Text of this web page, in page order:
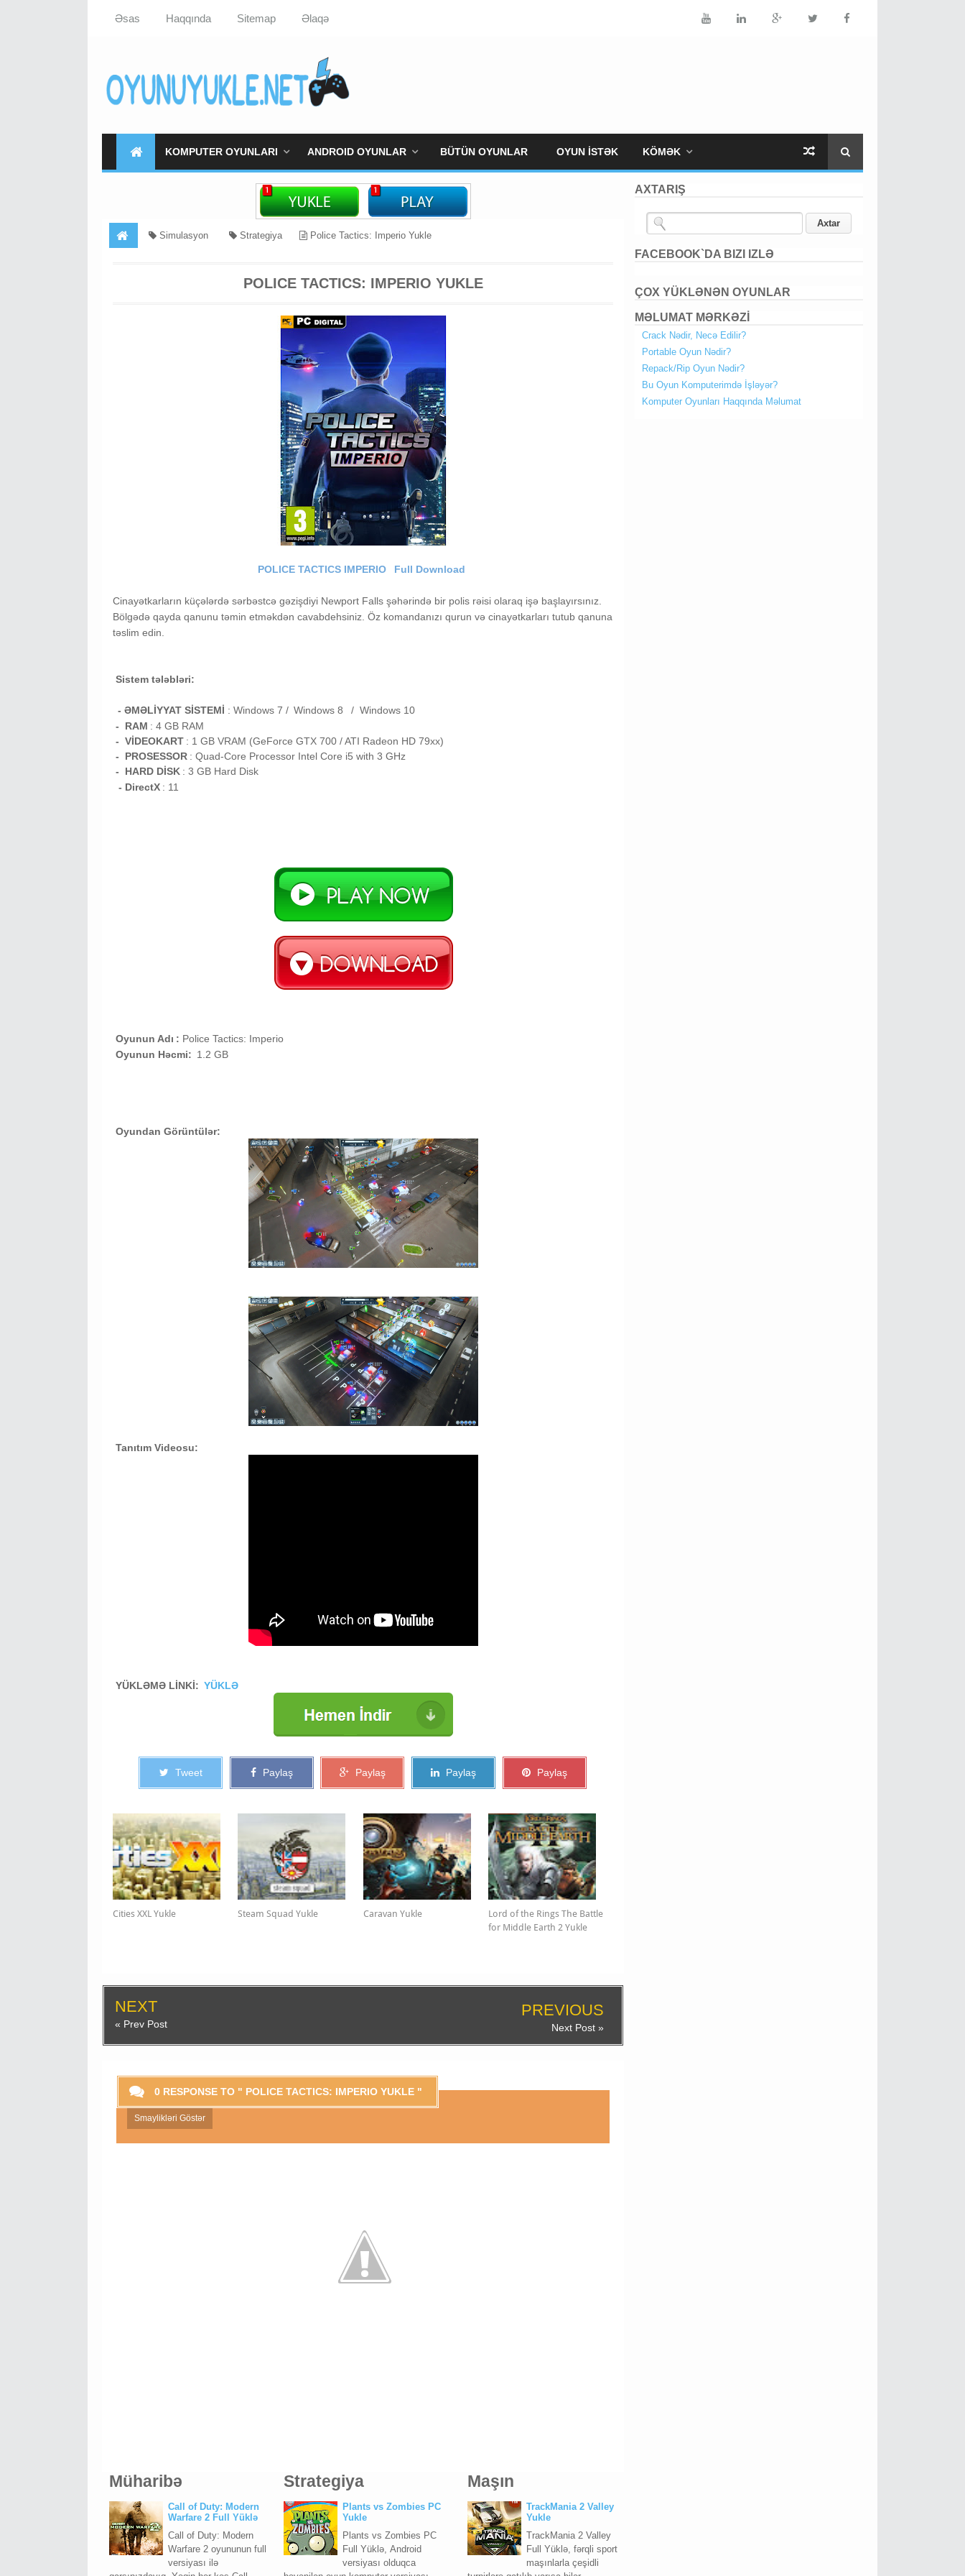
Əsas Haqqında Sitemap Əlaqə
KOMPUTER OYUNLARI ANDROID OYUNLAR BÜTÜN OYUNLAR OYUN İSTƏK KÖMƏK
Simulasyon Strategiya Police Tactics: Imperio Yukle
POLICE TACTICS: IMPERIO YUKLE
POLICE TACTICS IMPERIO Full Download
Cinayətkarların küçələrdə sərbəstcə gəzişdiyi Newport Falls şəhərində bir polis rəisi olaraq işə başlayırsınız.
Bölgədə qayda qanunu təmin etməkdən cavabdehsiniz. Öz komandanızı qurun və cinayətkarları tutub qanuna
təslim edin.
Sistem tələbləri:
- ƏMƏLİYYAT SİSTEMİ : Windows 7 / Windows 8 / Windows 10
- RAM : 4 GB RAM
- VİDEOKART : 1 GB VRAM (GeForce GTX 700 / ATI Radeon HD 79xx)
- PROSESSOR : Quad-Core Processor Intel Core i5 with 3 GHz
- HARD DİSK : 3 GB Hard Disk
- DirectX : 11
Oyunun Adı : Police Tactics: Imperio
Oyunun Həcmi: 1.2 GB
Oyundan Görüntülər:
Tanıtım Videosu:
YÜKLƏMƏ LİNKİ: YÜKLƏ
Tweet Paylaş Paylaş Paylaş Paylaş
Cities XXL Yukle Steam Squad Yukle Caravan Yukle
Lord of the Rings The Battle
for Middle Earth 2 Yukle
NEXT
« Prev Post
PREVIOUS
Next Post »
0 RESPONSE TO " POLICE TACTICS: IMPERIO YUKLE "
Smaylikləri Göstər
Müharibə
Call of Duty: Modern
Warfare 2 Full Yüklə
Call of Duty: Modern
Warfare 2 oyununun full
versiyası ilə
Maşın
TrackMania 2 Valley
Yukle
TrackMania 2 Valley
Full Yüklə, fərqli sport
maşınlarla çeşidli
Strategiya
Plants vs Zombies PC
Yukle
Plants vs Zombies PC
Full Yüklə, Android
versiyası olduqca
AXTARIŞ
FACEBOOK`DA BIZI IZLƏ
ÇOX YÜKLƏNƏN OYUNLAR
MƏLUMAT MƏRKƏZİ
Crack Nədir, Necə Edilir?
Portable Oyun Nədir?
Repack/Rip Oyun Nədir?
Bu Oyun Komputerimdə İşləyər?
Komputer Oyunları Haqqında Məlumat